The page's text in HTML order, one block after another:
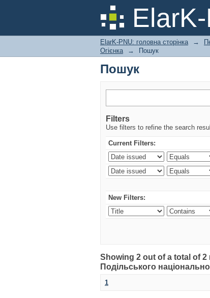
Пошук
ElarK-PNU: головна сторінка →
Огієнка
→ Пошук
Пошук
Filters
Use filters to refine the search
Current Filters:
New Filters:
Showing 2 out of a total of
Подільського
1